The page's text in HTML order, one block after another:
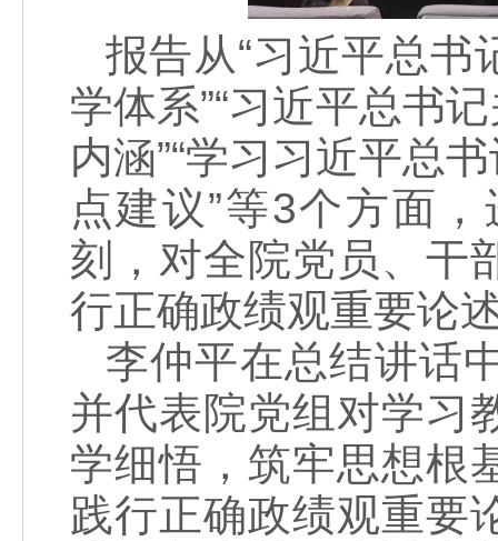
报告从“习近平总
学体系”“习近平总书
内涵”“学习习近平总
点建议”等3个方面
刻，对全院党员、干
行正确政绩观重要论
李仲平在总结讲话
并代表院党组对学习
学细悟，筑牢思想根
践行正确政绩观重要